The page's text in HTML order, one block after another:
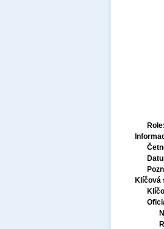
Role:
Klíčová